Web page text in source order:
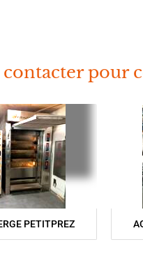
contacter pour
PETITPREZ